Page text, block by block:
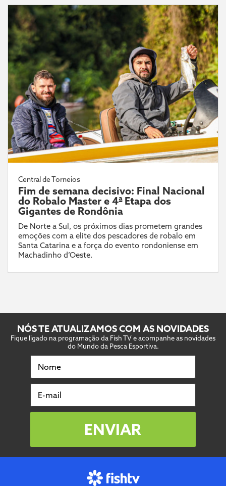
Central de Torneios
Fim de semana decisivo: Final Nacional
do Robalo Master e 4ª Etapa dos
Gigantes de Rondônia
De Norte a Sul, os próximos dias prometem grandes
emoções com a elite dos pescadores de robalo em
Santa Catarina e a força do evento rondoniense em
Machadinho d’Oeste.
NÓS TE ATUALIZAMOS COM AS NOVIDADES
Fique ligado na programação da Fish TV e acompanhe as novidades
do Mundo da Pesca Esportiva.
Nome
E-mail
ENVIAR